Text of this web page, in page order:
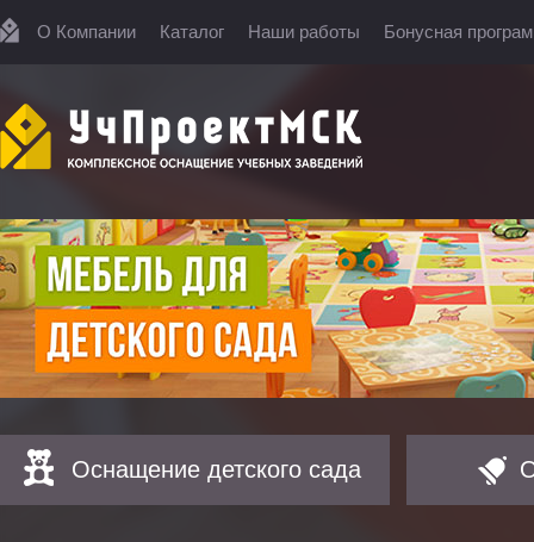
О Компании Каталог Наши работы Бонусная
Оснащение детского сада